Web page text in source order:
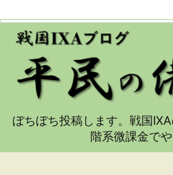
ぼちぼち投稿します。戦国
階系微課金で